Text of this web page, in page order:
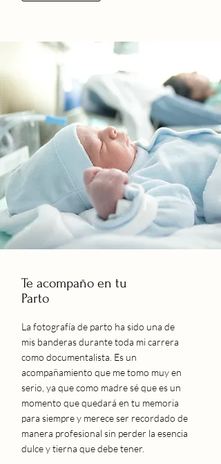
Te acompaño en tu
Parto
La fotografía de parto ha sido una de
mis banderas durante toda mi carrera
como documentalista. Es un
acompañamiento que me tomo muy en
serio, ya que como madre sé que es un
momento que quedará en tu memoria
para siempre y merece ser recordado de
manera profesional sin perder la esencia
dulce y tierna que debe tener.